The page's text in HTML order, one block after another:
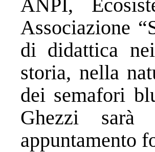
ANPI,
Associazione
di didattica
storia, nella
dei semafori
Ghezzi
appuntamento